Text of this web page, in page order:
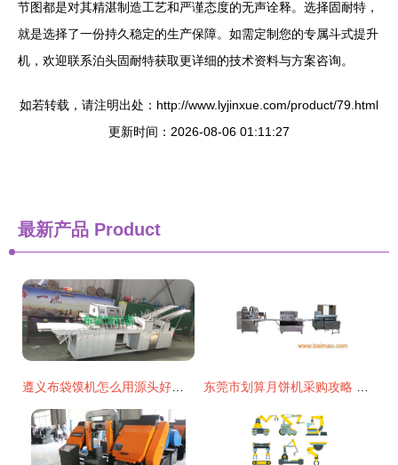
节图都是对其精湛制造工艺和严谨态度的无声诠释。选择固耐特，
就是选择了一份持久稳定的生产保障。如需定制您的专属斗式提升
机，欢迎联系泊头固耐特获取更详细的技术资料与方案咨询。
如若转载，请注明出处：http://www.lyjinxue.com/product/79.html
更新时间：2026-08-06 01:11:27
最新产品 Product